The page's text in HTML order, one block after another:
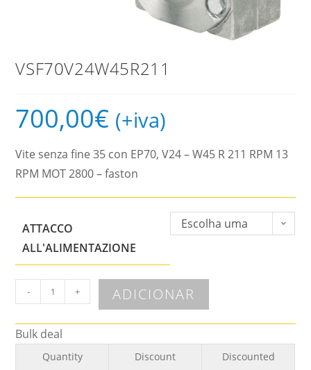
VSF70V24W45R211
700,00€ (+iva)
Vite senza fine 35 con EP70, V24 – W45 R 211 RPM 13
RPM MOT 2800 – faston
ATTACCO
ALL'ALIMENTAZIONE
Escolha uma
- + ADICIONAR
Bulk deal
Quantity Discount
Discounted